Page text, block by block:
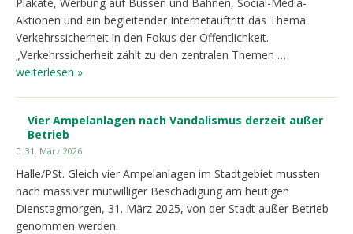
Aktionen und ein begleitender Internetauftritt das Thema
Verkehrssicherheit in den Fokus der Öffentlichkeit.
„Verkehrssicherheit zählt zu den zentralen Themen …
weiterlesen »
Vier Ampelanlagen nach Vandalismus derzeit außer
Betrieb
31. März 2026
Halle/PSt. Gleich vier Ampelanlagen im Stadtgebiet mussten
nach massiver mutwilliger Beschädigung am heutigen
Dienstagmorgen, 31. März 2025, von der Stadt außer Betrieb
genommen werden.